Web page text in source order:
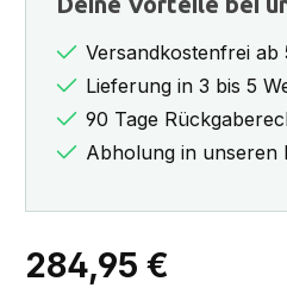
Versandkostenfrei ab
Lieferung in 3 bis 5
90 Tage
Abholung in unseren
Regulärer Preis:
284,95 €